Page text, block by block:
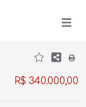
R$ 340.000,00